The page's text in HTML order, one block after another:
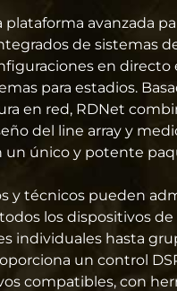
plataforma avanzada
de sistemas
en directo
para estadios.
en red, RDNet
del line array y
un único y potente
y técnicos pueden
los dispositivos de
individuales hasta
un control
compatibles, con